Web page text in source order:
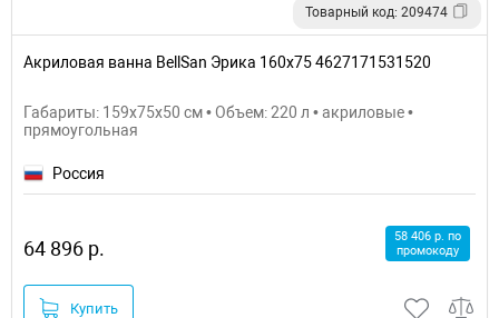
Товарный код: 209474
Акриловая ванна BellSan Эрика 160x75 4627171531520
Габариты: 159x75x50 см • Объем: 220 л • акриловые •
прямоугольная
Россия
64 896 р.
58 406 р. по
промокоду
Купить